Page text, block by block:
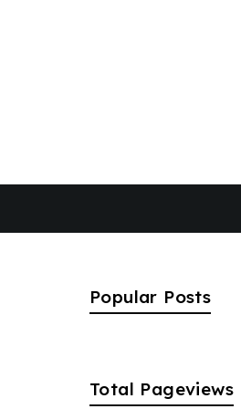
Popular Posts
Total Pageviews